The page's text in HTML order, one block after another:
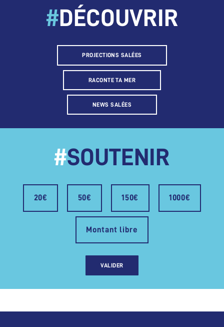
#DÉCOUVRIR
PROJECTIONS SALÉES
RACONTE TA MER
NEWS SALÉES
#SOUTENIR
20€ 50€ 150€ 1000€
Montant libre
VALIDER